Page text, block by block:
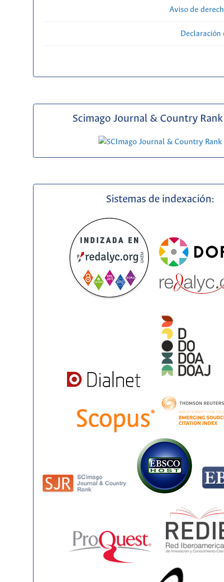
Aviso de
Scimago Journal & Country Rank
Sistemas de indexación: